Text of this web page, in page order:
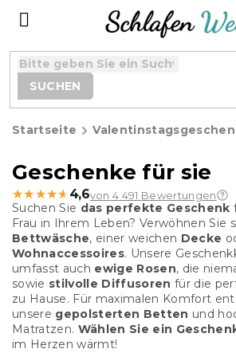
SUCHEN
Startseite
Geschenke für sie
★★★★★
★★★★★ 4,6von 4 491 Bewertungen
Suchen Sie das perfekte Geschenk
Frau in Ihrem Leben? Verwöhnen Sie
Bettwäsche, einer weichen Decke
Wohnaccessoires. Unsere
umfasst auch ewige Rosen, die
sowie stilvolle Diffusoren für die
zu Hause. Für maximalen Komfort
unsere gepolsterten Betten und
Matratzen. Wählen Sie ein
im Herzen wärmt!